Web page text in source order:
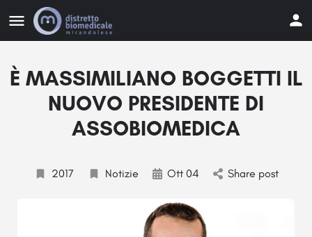
È MASSIMILIANO BOGGETTI IL
NUOVO PRESIDENTE DI
ASSOBIOMEDICA
2017 Notizie Ott 04 Share post